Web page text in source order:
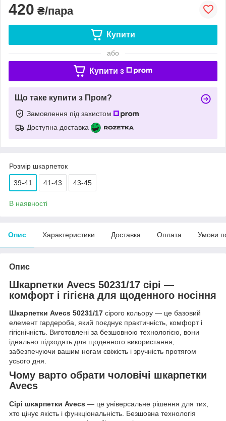
420 ₴/пара
Купити
або
Купити з
Що таке купити з Пром?
Замовлення під захистом
Доступна доставка
Розмір шкарпеток
39-41 41-43 43-45
В наявності
Опис Характеристики Доставка Оплата Умови
Опис
Шкарпетки Avecs 50231/17 сірі —
комфорт і гігієна для щоденного носіння
Шкарпетки Avecs 50231/17 сірого кольору — це базовий
елемент гардероба, який поєднує практичність, комфорт і
гігієнічність. Виготовлені за безшовною технологією, вони
ідеально підходять для щоденного використання,
забезпечуючи вашим ногам свіжість і зручність протягом
усього дня.
Чому варто обрати чоловічі шкарпетки
Avecs
Сірі шкарпетки Avecs — це універсальне рішення для тих,
хто цінує якість і функціональність. Безшовна технологія